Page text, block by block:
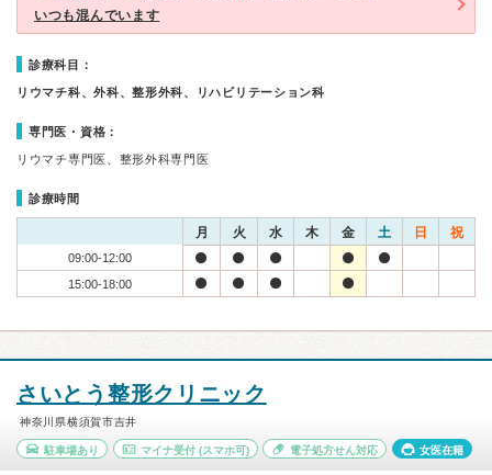
いつも混んでいます
診療科目：
リウマチ科、外科、整形外科、リハビリテーション科
専門医・資格：
リウマチ専門医、整形外科専門医
診療時間
月 火 水 木 金 土 日 祝
09:00-12:00
15:00-18:00
さいとう整形クリニック
神奈川県横須賀市吉井
駐車場あり マイナ受付(スマホ可) 電子処方せん対応 女医在籍